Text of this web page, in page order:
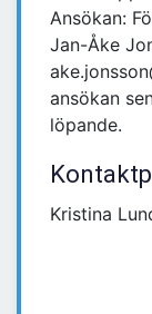
Ansökan:
Jan-Åke
ansökan
löpande.
Kristina